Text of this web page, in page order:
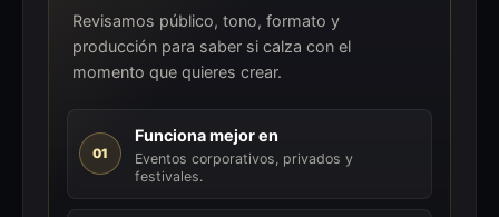
Revisamos público, tono, formato y
producción para saber si calza con el
momento que quieres crear.
01
Funciona mejor en
Eventos corporativos, privados y
festivales.